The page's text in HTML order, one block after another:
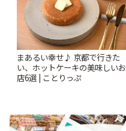
まあるい幸せ♪ 京都で行きた
い、ホットケーキの美味しいお
店6選 | ことりっぷ